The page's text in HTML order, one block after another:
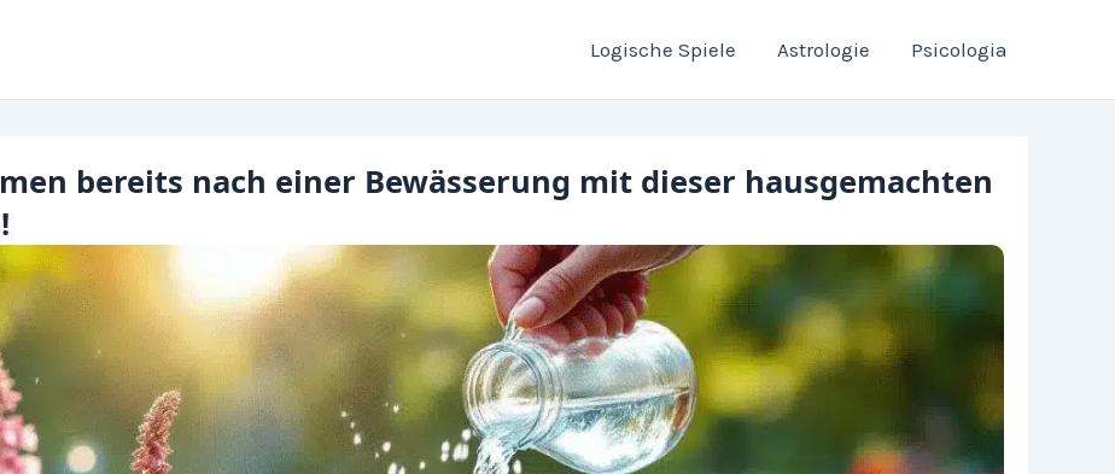
Logische Spiele Astrologie Psicologia
bereits nach einer Bewässerung mit dieser hausgemachten